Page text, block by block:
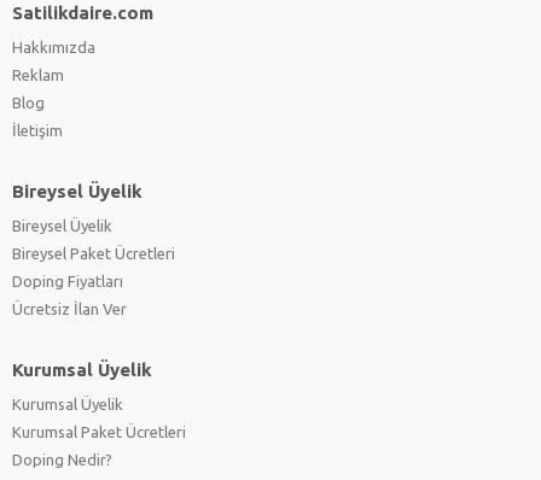
Satilikdaire.com
Hakkımızda
Reklam
Blog
İletişim
Bireysel Üyelik
Bireysel Üyelik
Bireysel Paket Ücretleri
Doping Fiyatları
Ücretsiz İlan Ver
Kurumsal Üyelik
Kurumsal Üyelik
Kurumsal Paket Ücretleri
Doping Nedir?